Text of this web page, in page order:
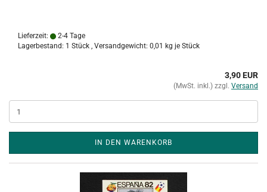
Lieferzeit:
2-4 Tage
Lagerbestand: 1 Stück , Versandgewicht: 0,01 kg je Stück
3,90 EUR
(MwSt. inkl.) zzgl. Versand
IN DEN WARENKORB